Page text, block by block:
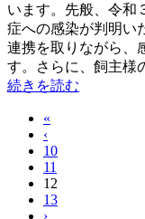
います。先般、令和
症への感染が判明い
連携を取りながら、
す。さらに、飼主様
続きを読む
«
‹
10
11
12
13
›